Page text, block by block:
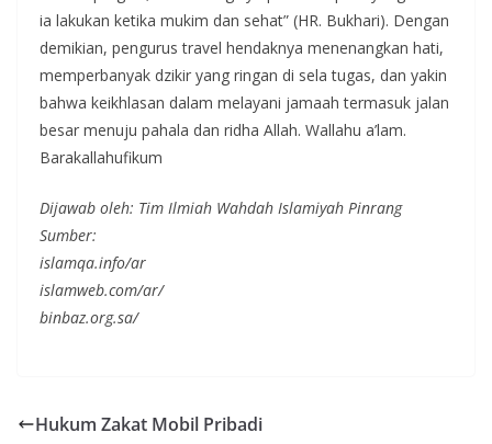
ia lakukan ketika mukim dan sehat” (HR. Bukhari). Dengan
demikian, pengurus travel hendaknya menenangkan hati,
memperbanyak dzikir yang ringan di sela tugas, dan yakin
bahwa keikhlasan dalam melayani jamaah termasuk jalan
besar menuju pahala dan ridha Allah. Wallahu a’lam.
Barakallahufikum
Dijawab oleh: Tim Ilmiah Wahdah Islamiyah Pinrang
Sumber:
islamqa.info/ar
islamweb.com/ar/
binbaz.org.sa/
Hukum Zakat Mobil Pribadi